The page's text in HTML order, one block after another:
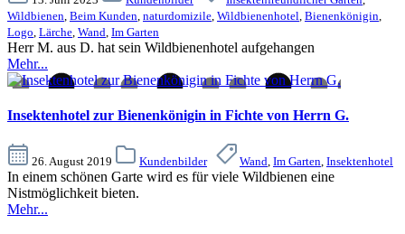
Wildbienen, Beim Kunden, naturdomizile, Wildbienenhotel, Bienenkönigin,
Logo, Lärche, Wand, Im Garten
Herr M. aus D. hat sein Wildbienenhotel aufgehangen
Mehr...
Insektenhotel zur Bienenkönigin in Fichte von Herrn G.
26. August 2019 Kundenbilder Wand Im Garten Insektenhotel
In einem schönen Garte wird es für viele Wildbienen eine
Nistmöglichkeit bieten.
Mehr...